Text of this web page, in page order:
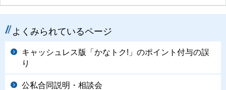
よくみられているページ
キャッシュレス版「かなトク!」のポイント付与の誤
り
公私合同説明・相談会